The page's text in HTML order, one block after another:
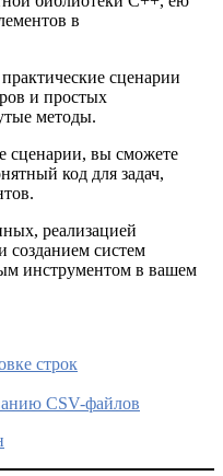
в
сценарии
и простых
методы.
сценарии, вы сможете
код для задач,
реализацией
созданием систем
инструментом в вашем
строк
CSV-файлов